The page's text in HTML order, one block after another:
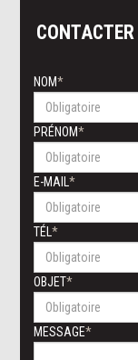
CONTACTER
NOM
PRÉNOM
E-MAIL
TÉL
OBJET
MESSAGE